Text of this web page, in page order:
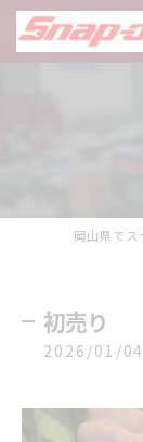
岡山県でス
初売り
2026/01/04